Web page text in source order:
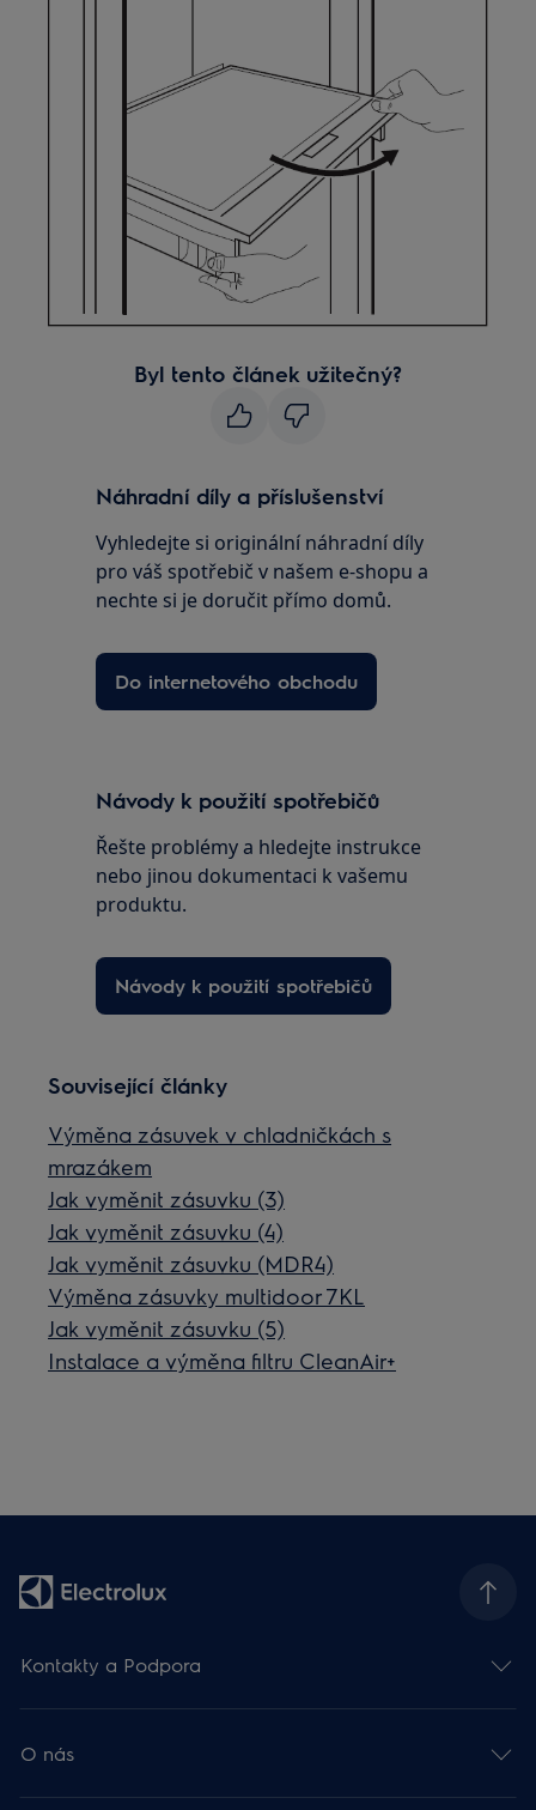
Byl tento článek užitečný?
Náhradní díly a příslušenství
Vyhledejte si originální náhradní díly
pro váš spotřebič v našem e-shopu a
nechte si je doručit přímo domů.
Do internetového obchodu
Návody k použití spotřebičů
Řešte problémy a hledejte instrukce
nebo jinou dokumentaci k vašemu
produktu.
Návody k použití spotřebičů
Související články
Výměna zásuvek v chladničkách s
mrazákem
Jak vyměnit zásuvku (3)
Jak vyměnit zásuvku (4)
Jak vyměnit zásuvku (MDR4)
Výměna zásuvky multidoor 7KL
Jak vyměnit zásuvku (5)
Instalace a výměna filtru CleanAir+
Kontakty a Podpora
O nás